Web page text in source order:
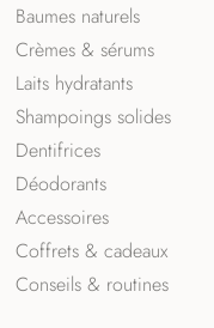
Baumes naturels
Crèmes & sérums
Laits hydratants
Shampoings solides
Dentifrices
Déodorants
Accessoires
Coffrets & cadeaux
Conseils & routines